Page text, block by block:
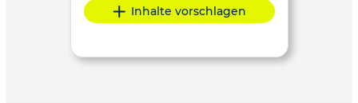
Inhalte vorschlagen